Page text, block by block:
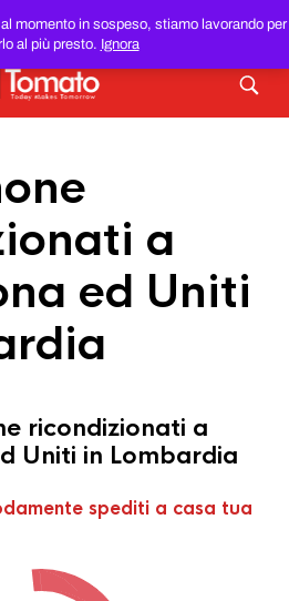
al momento in sospeso, stiamo lavorando per
al più presto. Ignora
RICONDIZIONATIAL MIGLIOR
DEL WEB!
a
ed Uniti
ricondizionati a
Uniti in Lombardia
spediti a casa tua